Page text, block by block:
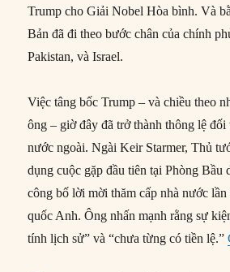
Trump cho Giải Nobel Hòa bình. Và
Bản đã đi theo bước chân của chính
Pakistan, và Israel.
Việc tâng bốc Trump – và chiều theo
ông – giờ đây đã trở thành thông lệ đối
nước ngoài. Ngài Keir Starmer, Thủ
dụng cuộc gặp đầu tiên tại Phòng Bầu
công bố lời mời thăm cấp nhà nước
quốc Anh. Ông nhấn mạnh rằng sự
tính lịch sử” và “chưa từng có tiền lệ.”